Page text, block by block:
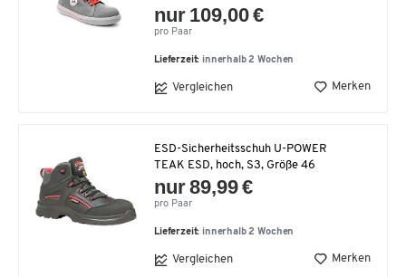
nur 109,00 €
pro Paar
Lieferzeit: innerhalb 2 Wochen
Vergleichen Merken
ESD-Sicherheitsschuh U-POWER
TEAK ESD, hoch, S3, Größe 46
nur 89,99 €
pro Paar
Lieferzeit: innerhalb 2 Wochen
Vergleichen Merken